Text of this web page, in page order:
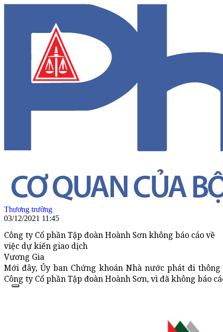
Thương trường
03/12/2021 11:45
Công ty Cổ phần Tập đoàn Hoành Sơn không báo cáo về
việc dự kiến giao dịch
Vương Gia
Mới đây, Ủy ban Chứng khoán Nhà nước phát đi
Công ty Cổ phần Tập đoàn Hoành Sơn, vì đã không báo